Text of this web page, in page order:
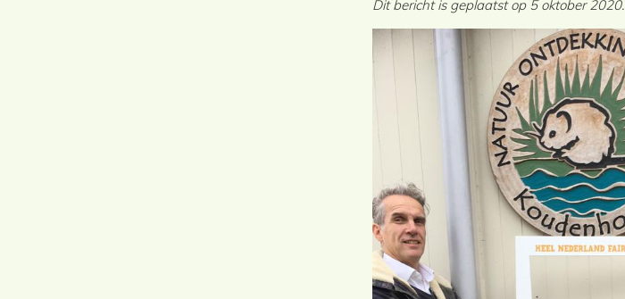
Dit bericht is geplaatst op 5 oktober 2020.